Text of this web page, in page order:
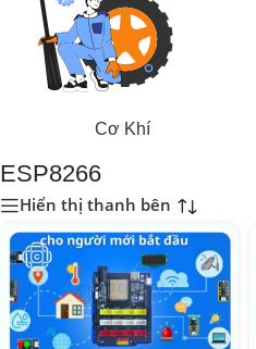
Cơ Khí
ESP8266
Hiển thị thanh bên